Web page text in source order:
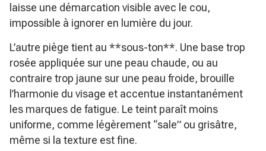
laisse une démarcation visible avec le cou,
impossible à ignorer en lumière du jour.
L’autre piège tient au **sous-ton**. Une base trop
rosée appliquée sur une peau chaude, ou au
contraire trop jaune sur une peau froide, brouille
l’harmonie du visage et accentue instantanément
les marques de fatigue. Le teint paraît moins
uniforme, comme légèrement “sale” ou grisâtre,
même si la texture est fine.